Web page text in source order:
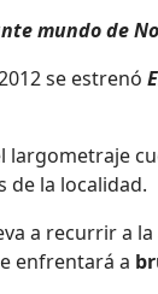
mundo de
se estrenó
largometraje
de la localidad.
a recurrir a
enfrentará a